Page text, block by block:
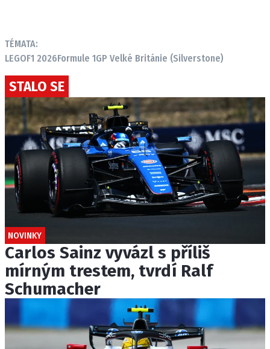
TÉMATA:
LEGOF1 2026Formule 1GP Velké Británie (Silverstone)
STALO SE
NOVINKY
Carlos Sainz vyvázl s příliš
mírným trestem, tvrdí Ralf
Schumacher